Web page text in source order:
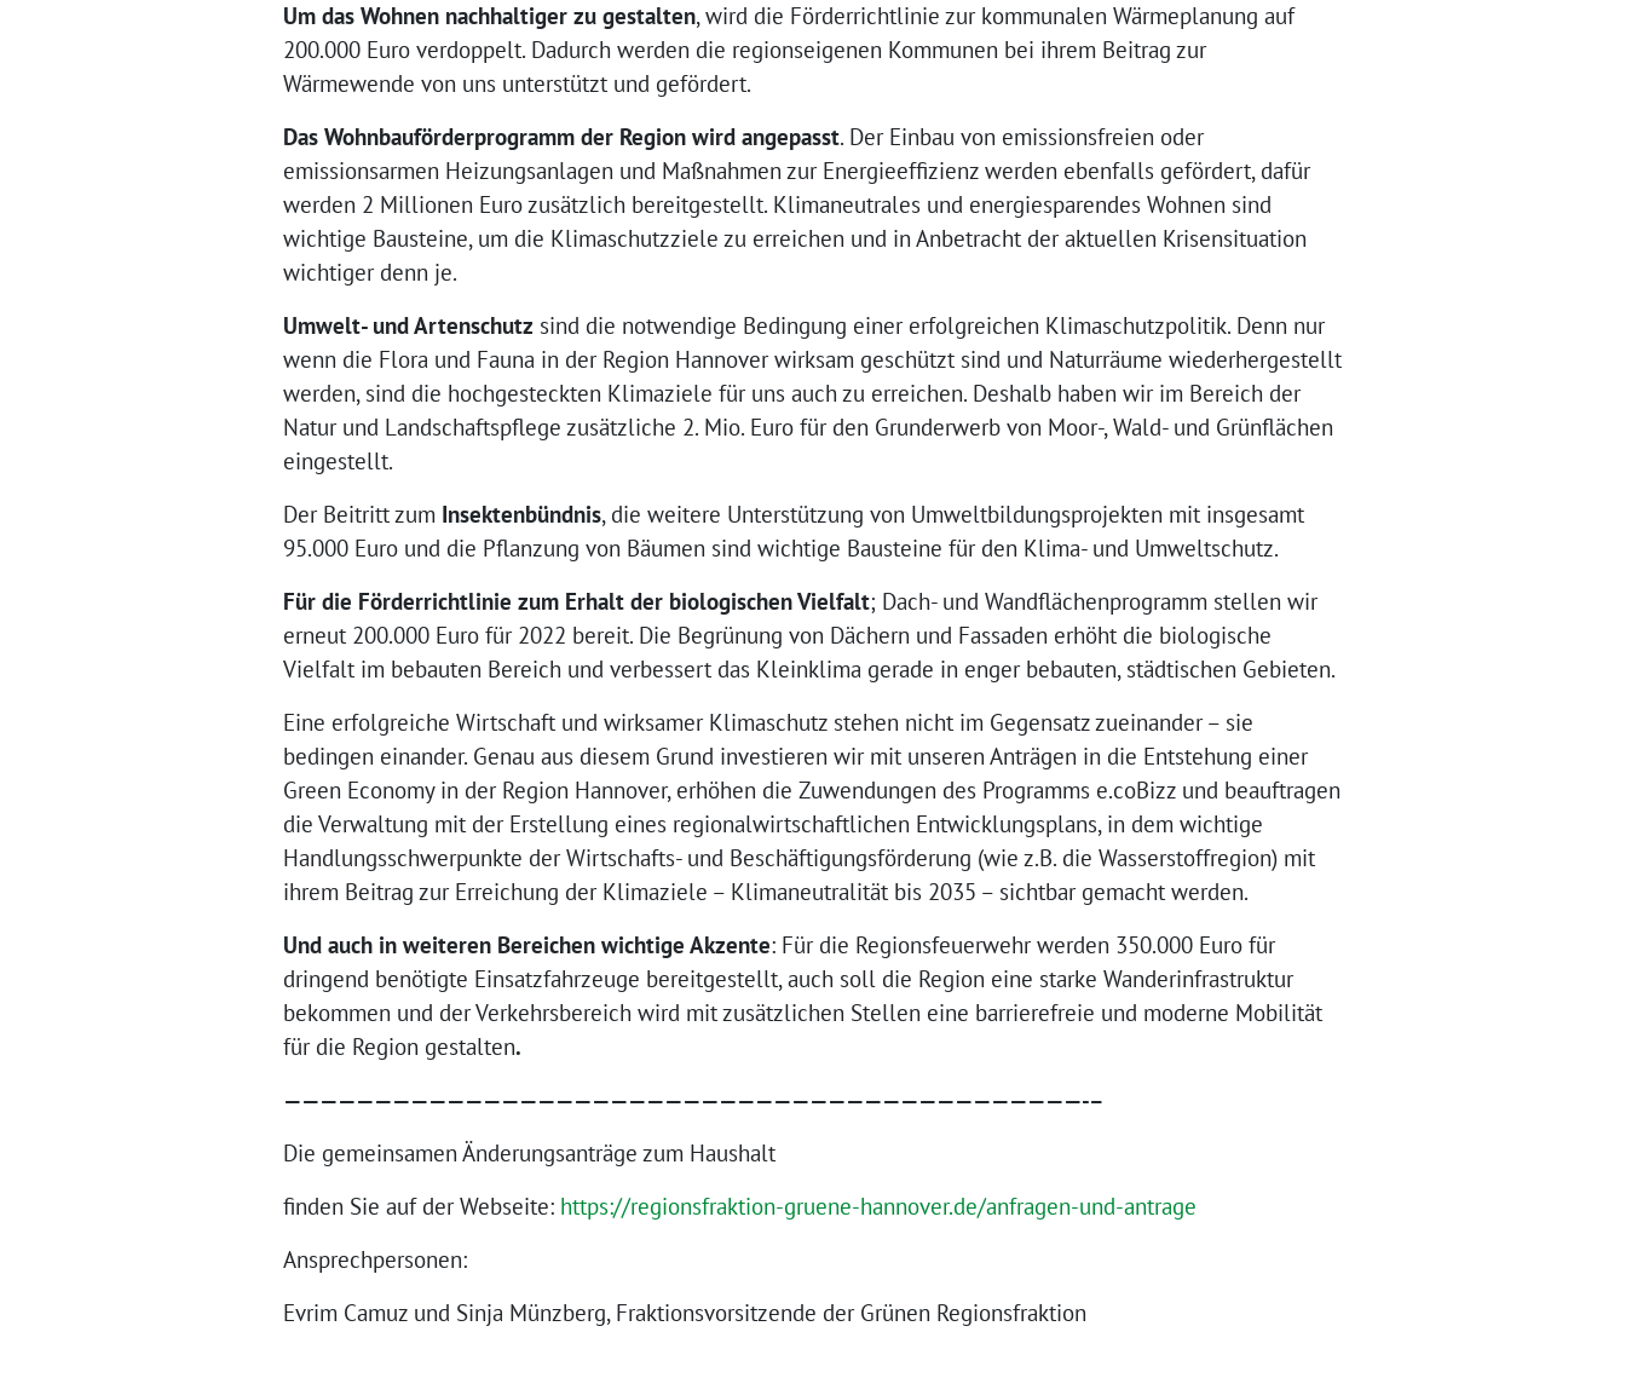
Um das Wohnen nachhaltiger zu gestalten, wird die Förderrichtlinie zur kommunalen Wärmeplanung auf
200.000 Euro verdoppelt. Dadurch werden die regionseigenen Kommunen bei ihrem Beitrag zur
Wärmewende von uns unterstützt und gefördert.
Das Wohnbauförderprogramm der Region wird angepasst. Der Einbau von emissionsfreien oder
emissionsarmen Heizungsanlagen und Maßnahmen zur Energieeffizienz werden ebenfalls gefördert, dafür
werden 2 Millionen Euro zusätzlich bereitgestellt. Klimaneutrales und energiesparendes Wohnen sind
wichtige Bausteine, um die Klimaschutzziele zu erreichen und in Anbetracht der aktuellen Krisensituation
wichtiger denn je.
Umwelt- und Artenschutz sind die notwendige Bedingung einer erfolgreichen Klimaschutzpolitik. Denn nur
wenn die Flora und Fauna in der Region Hannover wirksam geschützt sind und Naturräume wiederhergestellt
werden, sind die hochgesteckten Klimaziele für uns auch zu erreichen. Deshalb haben wir im Bereich der
Natur und Landschaftspflege zusätzliche 2. Mio. Euro für den Grunderwerb von Moor-, Wald- und Grünflächen
eingestellt.
Der Beitritt zum Insektenbündnis, die weitere Unterstützung von Umweltbildungsprojekten mit insgesamt
95.000 Euro und die Pflanzung von Bäumen sind wichtige Bausteine für den Klima- und Umweltschutz.
Für die Förderrichtlinie zum Erhalt der biologischen Vielfalt; Dach- und Wandflächenprogramm stellen wir
erneut 200.000 Euro für 2022 bereit. Die Begrünung von Dächern und Fassaden erhöht die biologische
Vielfalt im bebauten Bereich und verbessert das Kleinklima gerade in enger bebauten, städtischen Gebieten.
Eine erfolgreiche Wirtschaft und wirksamer Klimaschutz stehen nicht im Gegensatz zueinander – sie
bedingen einander. Genau aus diesem Grund investieren wir mit unseren Anträgen in die Entstehung einer
Green Economy in der Region Hannover, erhöhen die Zuwendungen des Programms e.coBizz und beauftragen
die Verwaltung mit der Erstellung eines regionalwirtschaftlichen Entwicklungsplans, in dem wichtige
Handlungsschwerpunkte der Wirtschafts- und Beschäftigungsförderung (wie z.B. die Wasserstoffregion) mit
ihrem Beitrag zur Erreichung der Klimaziele – Klimaneutralität bis 2035 – sichtbar gemacht werden.
Und auch in weiteren Bereichen wichtige Akzente: Für die Regionsfeuerwehr werden 350.000 Euro für
dringend benötigte Einsatzfahrzeuge bereitgestellt, auch soll die Region eine starke Wanderinfrastruktur
bekommen und der Verkehrsbereich wird mit zusätzlichen Stellen eine barrierefreie und moderne Mobilität
für die Region gestalten.
————————————————————————————————————————————-–
Die gemeinsamen Änderungsanträge zum Haushalt
finden Sie auf der Webseite: https://regionsfraktion-gruene-hannover.de/anfragen-und-antrage
Ansprechpersonen:
Evrim Camuz und Sinja Münzberg, Fraktionsvorsitzende der Grünen Regionsfraktion